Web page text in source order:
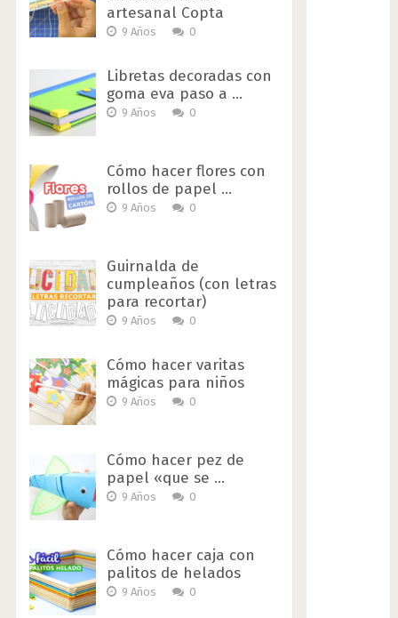
artesanal Copta
9 Años 0
Libretas decoradas con
goma eva paso a …
9 Años 0
Cómo hacer flores con
rollos de papel …
9 Años 0
Guirnalda de
cumpleaños (con letras
para recortar)
9 Años 0
Cómo hacer varitas
mágicas para niños
9 Años 0
Cómo hacer pez de
papel «que se …
9 Años 0
Cómo hacer caja con
palitos de helados
9 Años 0